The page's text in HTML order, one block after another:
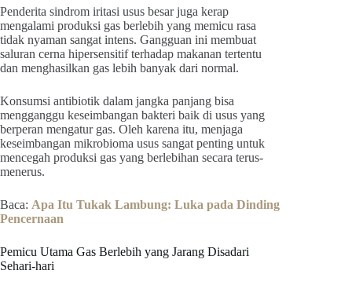
Penderita sindrom iritasi usus besar juga kerap
mengalami produksi gas berlebih yang memicu rasa
tidak nyaman sangat intens. Gangguan ini membuat
saluran cerna hipersensitif terhadap makanan tertentu
dan menghasilkan gas lebih banyak dari normal.
Konsumsi antibiotik dalam jangka panjang bisa
mengganggu keseimbangan bakteri baik di usus yang
berperan mengatur gas. Oleh karena itu, menjaga
keseimbangan mikrobioma usus sangat penting untuk
mencegah produksi gas yang berlebihan secara terus-
menerus.
Baca: Apa Itu Tukak Lambung: Luka pada Dinding
Pencernaan
Pemicu Utama Gas Berlebih yang Jarang Disadari
Sehari-hari